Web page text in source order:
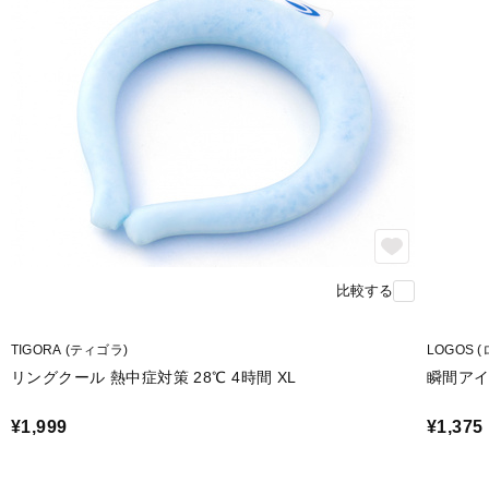
比較する
TIGORA (ティゴラ)
リングクール 熱中症対策 28℃ 4時間 XL
¥1,999
LOGOS (
瞬間ア
¥1,375